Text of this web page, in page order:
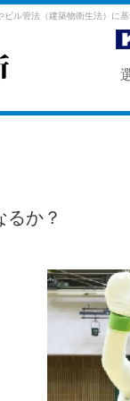
ル管法（建築物衛生法）に
るか？